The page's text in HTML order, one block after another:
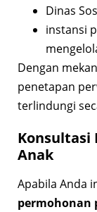
Dinas
instansi
Dengan
penetapan
terlindungi
Konsultasi
Anak
Apabila Anda
permohonan